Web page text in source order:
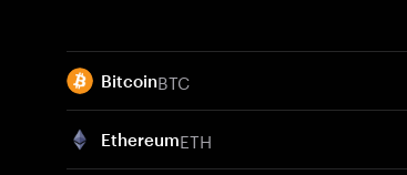
BitcoinBTC
EthereumETH